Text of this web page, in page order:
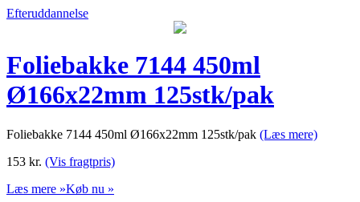
Efteruddannelse
Foliebakke 7144 450ml
Ø166x22mm 125stk/pak
Foliebakke 7144 450ml Ø166x22mm 125stk/pak (Læs mere)
153 kr. (Vis fragtpris)
Læs mere »Køb nu »